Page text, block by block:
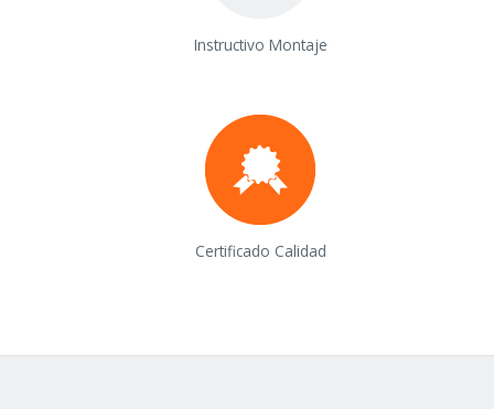
Instructivo Montaje
Certificado Calidad